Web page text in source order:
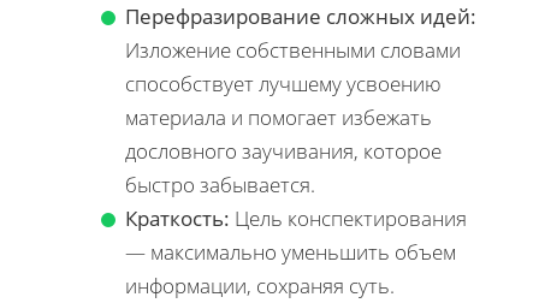
Перефразирование сложных идей:
Изложение собственными словами
способствует лучшему усвоению
материала и помогает избежать
дословного заучивания, которое
быстро забывается.
Краткость: Цель конспектирования
— максимально уменьшить объем
информации, сохраняя суть.